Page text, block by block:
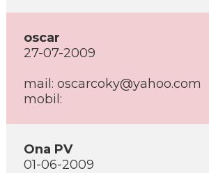
oscar
27-07-2009
mail: oscarcoky@yahoo.com
mobil:
Ona PV
01-06-2009